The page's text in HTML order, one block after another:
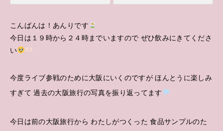
こんばんは！あんりです
今日は１９時から２４時までいますので ぜひ飲みにきてくださ
い
今度ライブ参戦のために大阪にいくのですが ほんとうに楽しみ
すぎて 過去の大阪旅行の写真を振り返ってます
今日は前の大阪旅行から わたしがつくった 食品サンプルのた